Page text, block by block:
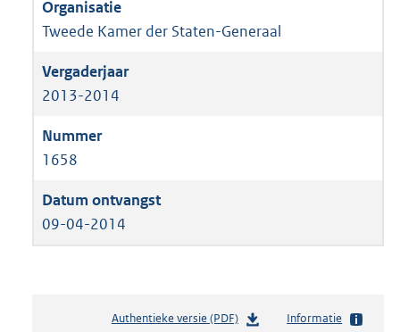
Tweede Kamer der Staten-Generaal
2013-2014
1658
09-04-2014
Authentieke versie (PDF)b
Informatie